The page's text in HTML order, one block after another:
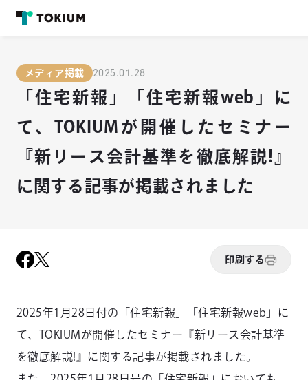
メディア掲載 2025.01.28
「住宅新報」「住宅新報web」に
て、TOKIUMが開催したセミナー
『新リース会計基準を徹底解説!』
に関する記事が掲載されました
印刷する
2025年1月28日付の「住宅新報」「住宅新報web」に
て、TOKIUMが開催したセミナー『新リース会計基準
を徹底解説!』に関する記事が掲載されました。